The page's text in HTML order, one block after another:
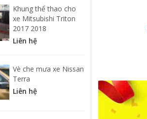
Khung thể thao cho
xe Mitsubishi Triton
2017 2018
Liên hệ
Vè che mưa xe Nissan
Terra
Liên hệ